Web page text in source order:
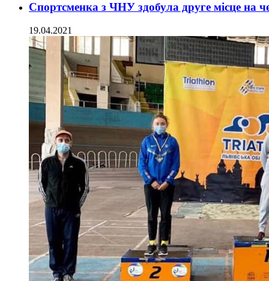
Спортсменка з ЧНУ здобула друге місце на
19.04.2021